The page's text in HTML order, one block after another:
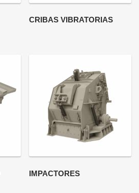
CRIBAS VIBRATORIAS
IMPACTORES